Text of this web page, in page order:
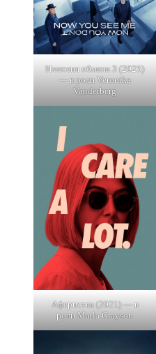
Иллюзия обмана 3 (2025)
— в роли Veronika
Vanderberg
Аферистка (2021) — в
роли Marla Grayson